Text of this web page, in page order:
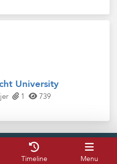
Timeline Menu
University
1 739
shortcuts